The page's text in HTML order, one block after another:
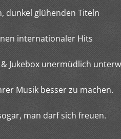
dunkel glühenden Titeln
internationaler Hits
unermüdlich
besser zu machen.
man darf sich freuen.